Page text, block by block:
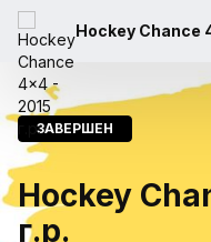
Hockey Chance
ЗАВЕРШЕН
Hockey
г.р.